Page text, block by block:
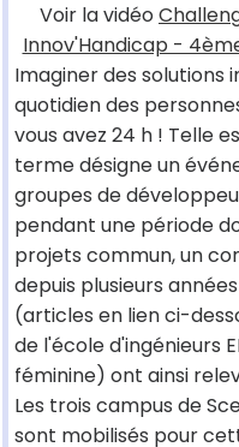
Voir la vidéo
Innov'Handicap -
Imaginer des solutions
quotidien des
vous avez 24 h ! Telle
terme désigne un
groupes de
pendant une période
projets commun, un
depuis plusieurs
(articles en lien ci-
de l'école d'ingénieurs
féminine) ont ainsi
Les trois campus de
sont mobilisés pour